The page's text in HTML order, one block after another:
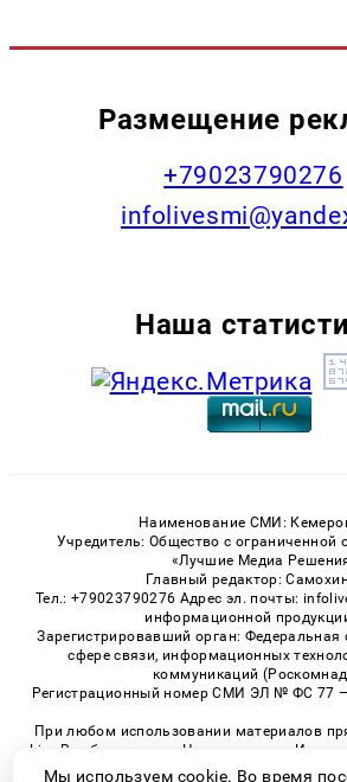
Размещение
+79023790276
Наша
Наименование СМИ:
Учредитель: Общество с ограниченной
«Лучшие Медиа
Главный редактор:
Тел.: +79023790276 Адрес эл. почты:
информационной
Зарегистрировавший орган: Федеральная
сфере связи, информационных
коммуникаций
Регистрационный номер СМИ ЭЛ № ФС 77 —
При любом использовании материалов
Live.Ru обязательна. Цитирование в
при наличии письменного
Мы используем cookie. Во время